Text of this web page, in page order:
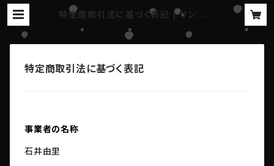
特定商取引法に基づく表記 | リンゴオ
特定商取引法に基づく表記
事業者の名称
石井由里